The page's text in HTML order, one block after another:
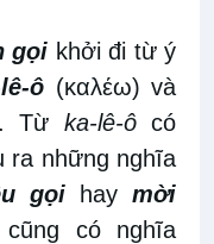
gọi khởi đi từ ý
ô (καλέω) và
Từ ka-lê-ôcó
ra những nghĩa
gọi hay mời
có nghĩa